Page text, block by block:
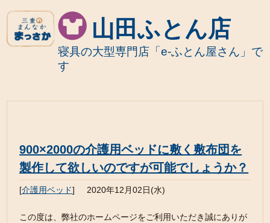
山田ふとん店
寝具の大型専門店「e-ふとん屋さん」で
す
900×2000の介護用ベッドに敷く敷布団を
製作して欲しいのですが可能でしょうか？
[介護用ベッド] 2020年12月02日(水)
この度は、弊社のホームページをご利用いただき誠にありが